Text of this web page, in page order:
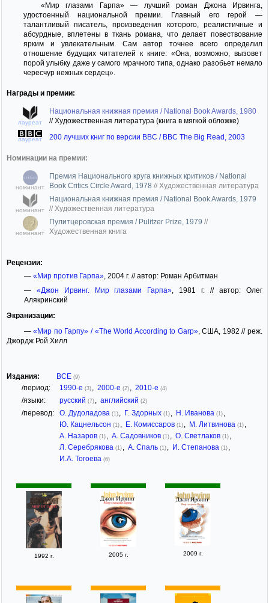
«Мир глазами Гарпа» — лучший роман Джона Ирвинга,
удостоенный национальной премии. Главный его герой —
талантливый писатель, произведения которого, реалистичные и
абсурдные, вплетены в ткань романа, что делает повествование
ярким и увлекательным. Сам автор точнее всего определил
отношение будущих читателей к книге: «Она, возможно, вызовет
порой улыбку даже у самого мрачного типа, однако разобьет немало
чересчур нежных сердец».
Награды и премии:
лауреат
Национальная книжная премия / National Book Awards, 1980
//Художественная литература (книга в мягкой обложке)
лауреат 200 лучших книг по версии BBC / BBC The Big Read, 2003
Номинации на премии:
номинант
Премия Национального круга книжных критиков / National
Book Critics Circle Award, 1978 // Художественная литература
номинант
Национальная книжная премия / National Book Awards, 1979
// Художественная литература
номинант
Пулитцеровская премия / Pulitzer Prize, 1979 //
Художественная книга
Рецензии:
— «Мир против Гарпа», 2004 г. // автор: Роман Арбитман
— «Джон Ирвинг. Мир глазами Гарпа» , 1981 г. // автор: Олег
Алякринский
Экранизации:
—«Мир по Гарпу» / «The World According to Garp», США, 1982 // реж.
Джордж Рой Хилл
Издания: ВСЕ (9)
/период: 1990-е (3) 2000-е (2) 2010-е (4)
/языки: русский (7) английский (2)
/перевод: О. Дудоладова (1) Г. Здорных (1) Н. Иванова (1)
Ю. Кацнельсон (1) Е. Комиссаров (1) М. Литвинова (1)
А. Назаров (1) А. Садовников (1) О. Светлаков (1)
Л. Серебрякова (1) А. Спаль (1) И. Степанова (1)
И.А. Тогоева (6)
1992 г. 2005 г. 2009 г.